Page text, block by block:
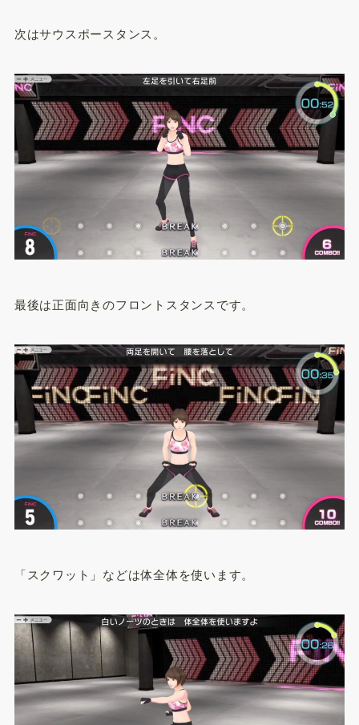
次はサウスポースタンス。
最後は正面向きのフロントスタンスです。
「スクワット」などは体全体を使います。